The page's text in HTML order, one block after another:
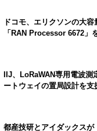
ドコモ、エリクソンの大
「RAN Processor 6672」
IIJ、LoRaWAN専用電波
ートウェイの置局設計を支
都産技研とアイダックスが